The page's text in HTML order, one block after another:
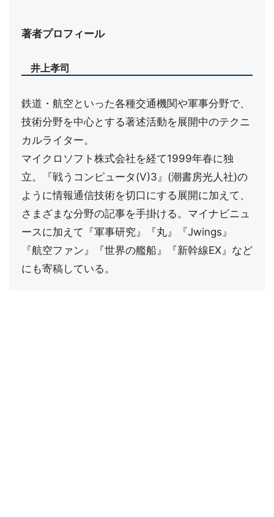
著者プロフィール
井上孝司
鉄道・航空といった各種交通機関や軍事分野で、
技術分野を中心とする著述活動を展開中のテクニ
カルライター。
マイクロソフト株式会社を経て1999年春に独
立。『戦うコンピュータ(V)3』(潮書房光人社)の
ように情報通信技術を切口にする展開に加えて、
さまざまな分野の記事を手掛ける。マイナビニュ
ースに加えて『軍事研究』『丸』『Jwings』
『航空ファン』『世界の艦船』『新幹線EX』など
にも寄稿している。